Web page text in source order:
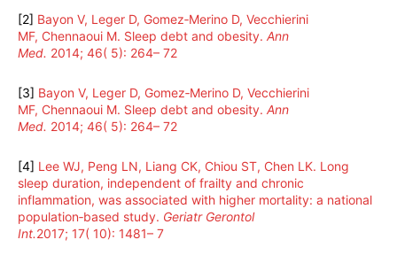
[2] Bayon V, Leger D, Gomez‐Merino D, Vecchierini
MF, Chennaoui M. Sleep debt and obesity. Ann
Med. 2014; 46( 5): 264– 72
[3] Bayon V, Leger D, Gomez‐Merino D, Vecchierini
MF, Chennaoui M. Sleep debt and obesity. Ann
Med. 2014; 46( 5): 264– 72
[4] Lee WJ, Peng LN, Liang CK, Chiou ST, Chen LK. Long
sleep duration, independent of frailty and chronic
inflammation, was associated with higher mortality: a national
population‐based study. Geriatr Gerontol
Int.2017; 17( 10): 1481– 7